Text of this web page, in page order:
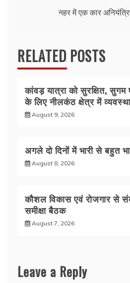
नहर में एक कार
RELATED POSTS
कांवड़ यात्रा को सुरक्षित,
के लिए नीलकंठ क्षेत्र में
August 9, 2026
अगले दो दिनों में भारी से बहुत
August 8, 2026
कौशल विकास एवं रोजगार से
समीक्षा बैठक
August 7, 2026
Leave a Reply